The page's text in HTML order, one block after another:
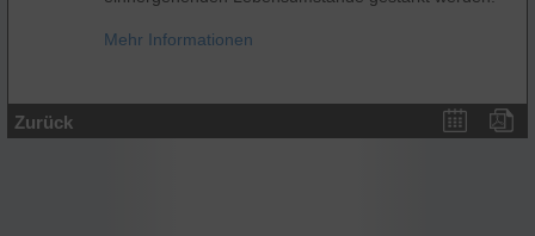
Mehr Informationen
Zurück